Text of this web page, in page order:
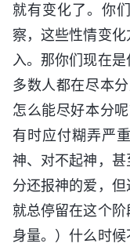
就有变化了。你
察，这些性情变
入。那你们现在是
多数人都在尽本
怎么能尽好本分
有时应付糊弄严
神、对不起神，
分还报神的爱，但
就总停留在这个
身量。）什么时